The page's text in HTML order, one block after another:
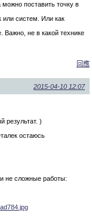
поставить точку в
или систем. Или как
Важно, не в какой технике
回應
2015-04-10 12:07
результат. )
остаюсь
не сложные работы: